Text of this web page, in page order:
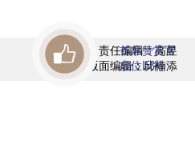
责任编辑：高昱
版面编辑：邱楠添
首席赞赏官
虚位以待